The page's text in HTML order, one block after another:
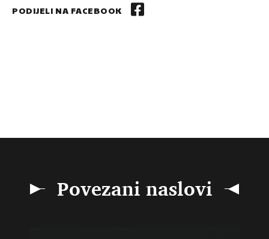
PODIJELI NA FACEBOOK
Povezani naslovi